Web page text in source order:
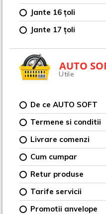
Jante 16 țoli
Jante 17 țoli
AUTO
Utile
De ce AUTO SOFT
Termene si conditii
Livrare comenzi
Cum cumpar
Retur produse
Tarife servicii
Promotii anvelope